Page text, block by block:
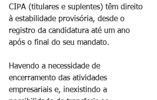
CIPA (titulares e suplentes) têm direito
à estabilidade provisória, desde o
registro da candidatura até um ano
após o final do seu mandato.
Havendo a necessidade de
encerramento das atividades
empresariais e, inexistindo a